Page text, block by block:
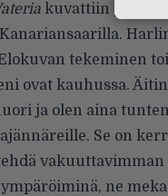
kuvattiin
tekeminen
ovat kauhussa.
ja olen aina
Se on
ne